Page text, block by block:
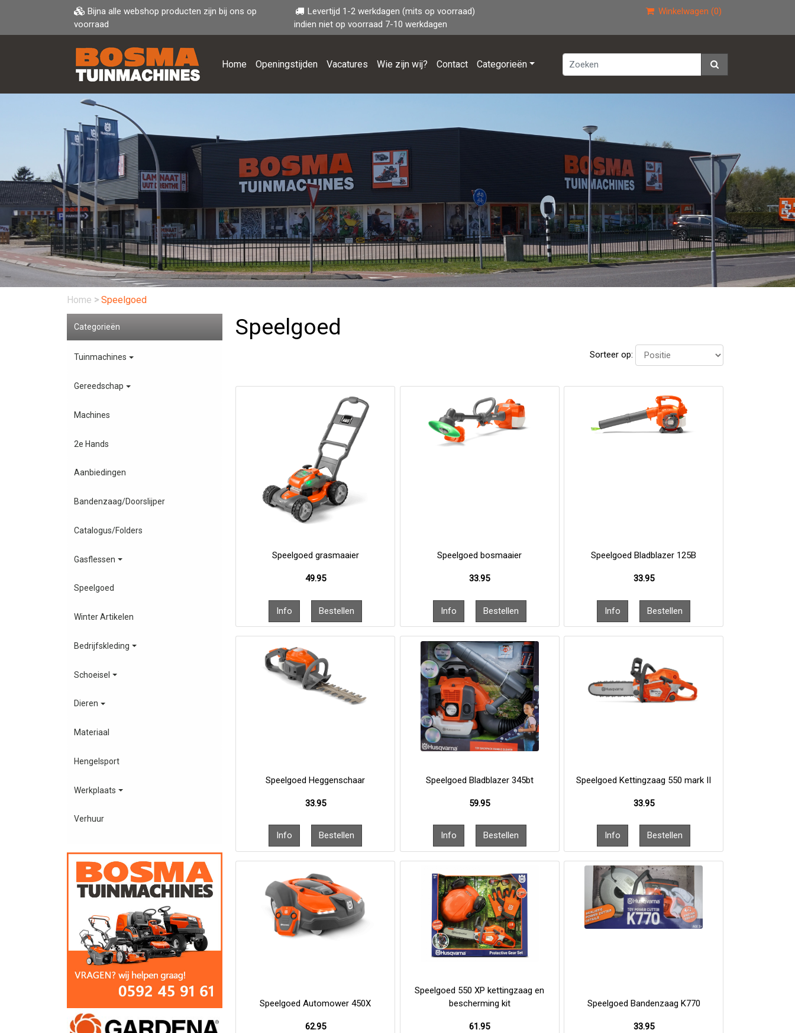
Bijna alle webshop producten zijn bij ons op
voorraad
Levertijd 1-2 werkdagen (mits op voorraad)
indien niet op voorraad 7-10 werkdagen
Winkelwagen (0)
Home Openingstijden Vacatures Wie zijn wij? Contact Categorieën
Home > Speelgoed
Categorieën
Tuinmachines
Gereedschap
Machines
2e Hands
Aanbiedingen
Bandenzaag/Doorslijper
Catalogus/Folders
Gasflessen
Speelgoed
Winter Artikelen
Bedrijfskleding
Schoeisel
Dieren
Materiaal
Hengelsport
Werkplaats
Verhuur
Speelgoed
Sorteer op:
Speelgoed grasmaaier
49.95
Speelgoed bosmaaier
33.95
Speelgoed Bladblazer 125B
33.95
Speelgoed Heggenschaar
33.95
Speelgoed Bladblazer 345bt
59.95
Speelgoed Kettingzaag 550 mark II
33.95
Speelgoed Automower 450X
62.95
Speelgoed 550 XP kettingzaag en
bescherming kit
61.95
Speelgoed Bandenzaag K770
33.95